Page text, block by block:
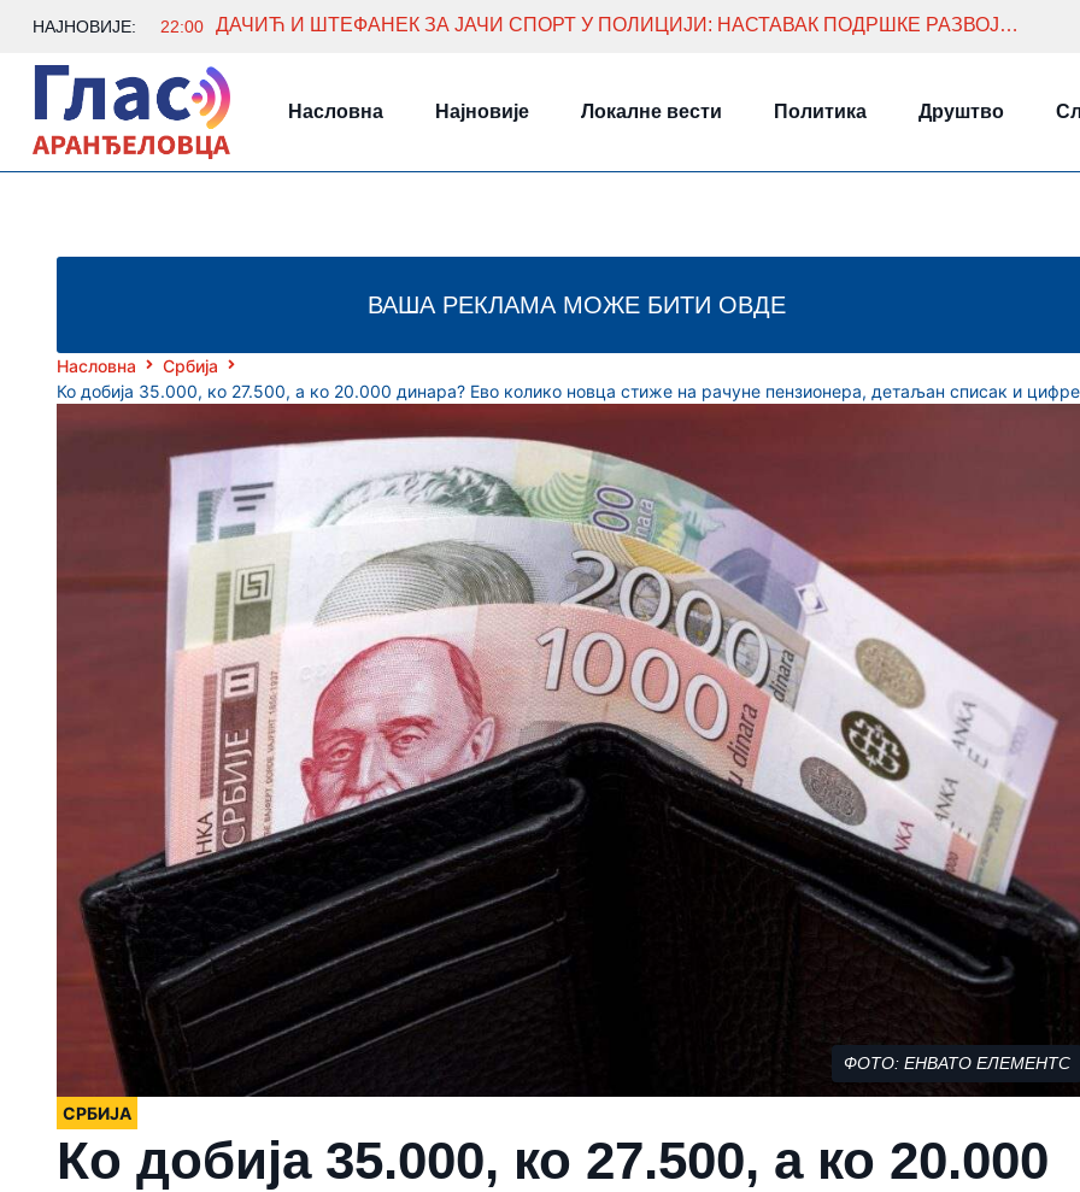
НАЈНОВИЈЕ: 22:00 ДАЧИЋ И ШТЕФАНЕК ЗА ЈАЧИ СПОРТ У ПОЛИЦИЈИ: НАСТАВАК ПОДРШКЕ РАЗВОЈУ И ТАКМИЧЕЊИМА
Насловна Најновије Локалне вести Политика Друштво
ВАША РЕКЛАМА МОЖЕ БИТИ ОВДЕ
Насловна
Србија
Ко добија 35.000, ко 27.500, а ко 20.000 динара? Ево колико новца стиже на рачуне пензионера, детаљан списак и цифре
ФОТО: ЕНВАТО ЕЛЕМЕНТС
СРБИЈА
Ко добија 35.000, ко 27.500, а ко 20.000